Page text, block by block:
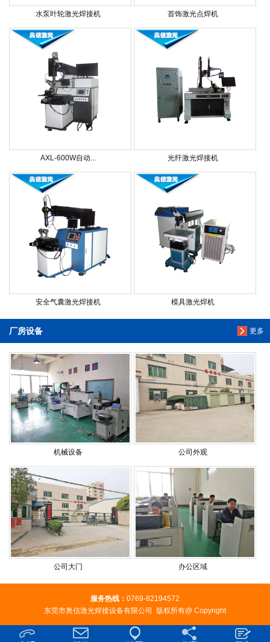
水泵叶轮激光焊接机 首饰激光点焊机
AXL-600W自动... 光纤激光焊接机
安全气囊激光焊接机 模具激光焊机
更多
厂房设备
机械设备 公司外观
公司大门 办公区域
服务热线： 0769-82194572
东莞市奥信激光焊接设备有限公司 版权所有@ Copyright